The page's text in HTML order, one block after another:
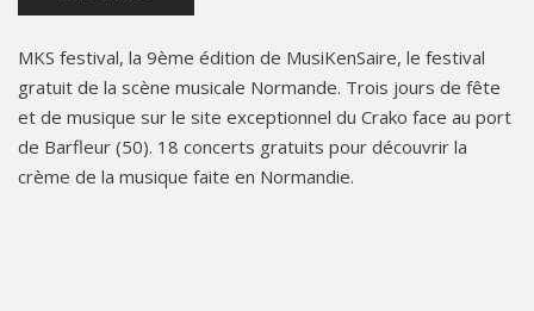
MKS festival, la 9ème édition de MusiKenSaire, le festival
gratuit de la scène musicale Normande. Trois jours de fête
et de musique sur le site exceptionnel du Crako face au port
de Barfleur (50). 18 concerts gratuits pour découvrir la
crème de la musique faite en Normandie.